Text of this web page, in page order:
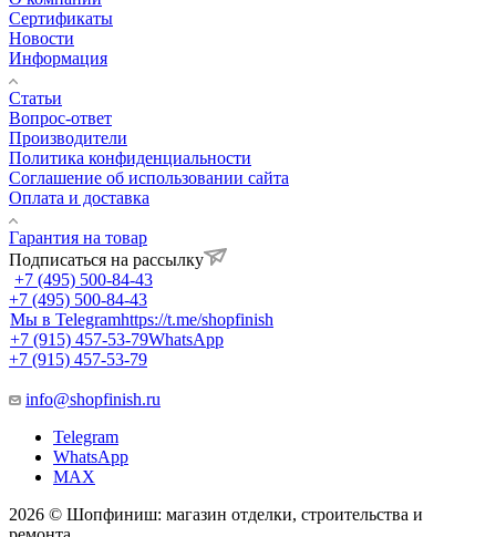
Сертификаты
Новости
Информация
Статьи
Вопрос-ответ
Производители
Политика конфиденциальности
Соглашение об использовании сайта
Оплата и доставка
Гарантия на товар
Подписаться на рассылку
+7 (495) 500-84-43
+7 (495) 500-84-43
Мы в Telegramhttps://t.me/shopfinish
+7 (915) 457-53-79WhatsApp
+7 (915) 457-53-79
info@shopfinish.ru
Telegram
WhatsApp
MAX
2026 © Шопфиниш: магазин отделки, строительства и